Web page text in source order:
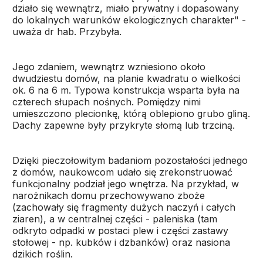
działo się wewnątrz, miało prywatny i dopasowany
do lokalnych warunków ekologicznych charakter" -
uważa dr hab. Przybyła.
Jego zdaniem, wewnątrz wzniesiono około
dwudziestu domów, na planie kwadratu o wielkości
ok. 6 na 6 m. Typowa konstrukcja wsparta była na
czterech słupach nośnych. Pomiędzy nimi
umieszczono plecionkę, którą oblepiono grubo gliną.
Dachy zapewne były przykryte słomą lub trzciną.
Dzięki pieczołowitym badaniom pozostałości jednego
z domów, naukowcom udało się zrekonstruować
funkcjonalny podział jego wnętrza. Na przykład, w
narożnikach domu przechowywano zboże
(zachowały się fragmenty dużych naczyń i całych
ziaren), a w centralnej części - paleniska (tam
odkryto odpadki w postaci plew i części zastawy
stołowej - np. kubków i dzbanków) oraz nasiona
dzikich roślin.